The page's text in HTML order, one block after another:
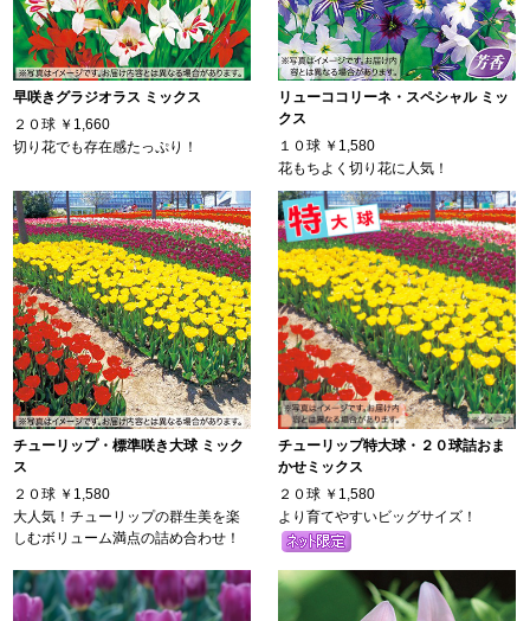
早咲きグラジオラス ミックス
２０球 ￥1,660
切り花でも存在感たっぷり！
リューココリーネ・スペシャル ミッ
クス
１０球 ￥1,580
花もちよく切り花に人気！
チューリップ・標準咲き大球 ミック
ス
２０球 ￥1,580
大人気！チューリップの群生美を楽
しむボリューム満点の詰め合わせ！
チューリップ特大球・２０球詰おま
かせミックス
２０球 ￥1,580
より育てやすいビッグサイズ！